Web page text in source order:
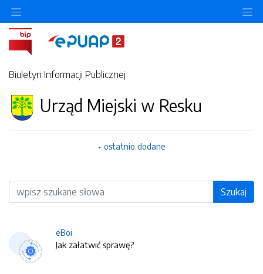
Biuletyn Informacji Publicznej
Urząd Miejski w Resku
ostatnio dodane
Wyszukiwarka Szukaj
eBoi
Jak załatwić sprawę?